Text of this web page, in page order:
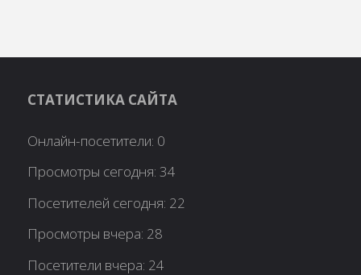
СТАТИСТИКА САЙТА
Онлайн-посетители: 0
Просмотры сегодня:34
Посетителей сегодня: 22
Просмотры вчера: 28
Посетители вчера: 24